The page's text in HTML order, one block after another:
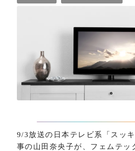
9/3放送の日本テレビ系「スッ
事の山田奈央子が、フェムテッ